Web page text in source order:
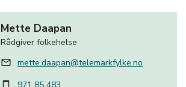
Mette Daapan
Rådgiver folkehelse
mail_outline mette.daapan@telemarkfylke.no